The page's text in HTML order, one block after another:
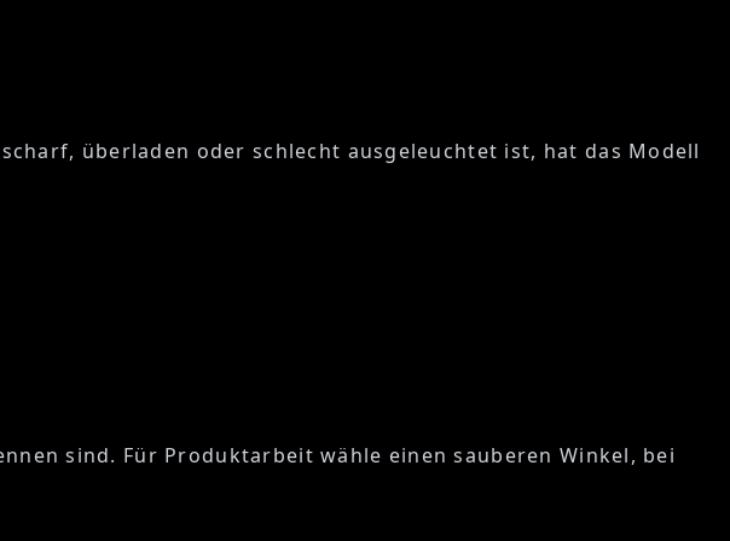
überladen oder schlecht ausgeleuchtet ist, hat das Modell
sind. Für Produktarbeit wähle einen sauberen Winkel, bei